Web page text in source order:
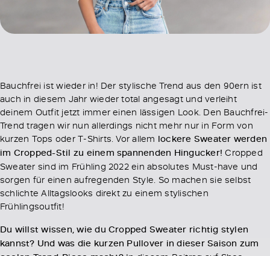
Bauchfrei ist wieder in! Der stylische Trend aus den 90ern ist
auch in diesem Jahr wieder total angesagt und verleiht
deinem Outfit jetzt immer einen lässigen Look. Den Bauchfrei-
Trend tragen wir nun allerdings nicht mehr nur in Form von
kurzen Tops oder T-Shirts. Vor allem lockere Sweater werden
im Cropped-Stil zu einem spannenden Hingucker! Cropped
Sweater sind im Frühling 2022 ein absolutes Must-have und
sorgen für einen aufregenden Style. So machen sie selbst
schlichte Alltagslooks direkt zu einem stylischen
Frühlingsoutfit!
Du willst wissen, wie du Cropped Sweater richtig stylen
kannst? Und was die kurzen Pullover in dieser Saison zum